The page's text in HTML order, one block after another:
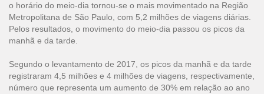
o horário do meio-dia tornou-se o mais movimentado na Região
Metropolitana de São Paulo, com 5,2 milhões de viagens diárias.
Pelos resultados, o movimento do meio-dia passou os picos da
manhã e da tarde.
Segundo o levantamento de 2017, os picos da manhã e da tarde
registraram 4,5 milhões e 4 milhões de viagens, respectivamente,
número que representa um aumento de 30% em relação ao ano